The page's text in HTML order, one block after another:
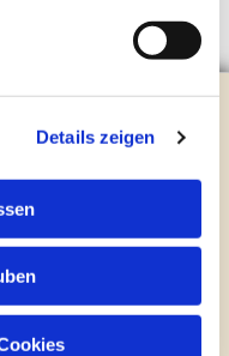
Details zeigen
Steinhagen